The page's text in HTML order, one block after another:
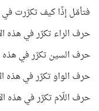
فتأمّل إذًا كيف تكرّرت في
حرف الراء تكرّر في هذه الآيات
حرف السين تكرّر في هذه
حرف الواو تكرّر في هذه الآيات
حرف اللّام تكرّر في هذه الآيات